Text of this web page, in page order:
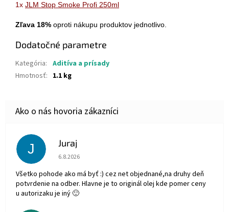
1x JLM Stop Smoke Profi 250ml
Zľava 18% oproti nákupu produktov jednotlivo.
Dodatočné parametre
Kategória: Aditíva a prísady
Hmotnosť: 1.1 kg
J Juraj
Hodnotenie obchodu je 5 z 5 hviezdičiek.
6.8.2026
Všetko pohode ako má byť :) cez net objednané,na druhy deň
potvrdenie na odber. Hlavne je to originál olej kde pomer ceny
u autorizaku je iný 🙂